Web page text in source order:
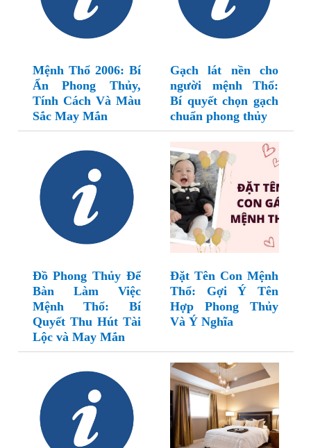
Mệnh Thổ 2006: Bí
Ẩn Phong Thủy,
Tính Cách Và Màu
Sắc May Mắn
Gạch lát nền cho
người mệnh Thổ:
Bí quyết chọn gạch
chuẩn phong thủy
Đồ Phong Thủy Để
Bàn Làm Việc
Mệnh Thổ: Bí
Quyết Thu Hút Tài
Lộc và May Mắn
Đặt Tên Con Mệnh
Thổ: Gợi Ý Tên
Hợp Phong Thủy
Và Ý Nghĩa